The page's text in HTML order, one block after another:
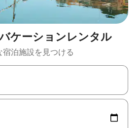
ケーションレンタル
泊施設を見つける
ら、上下の矢印キーを使って移動するか